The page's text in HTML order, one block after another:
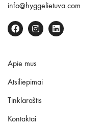
info@hyggelietuva.com
Apie mus
Atsiliepimai
Tinklaraštis
Kontaktai